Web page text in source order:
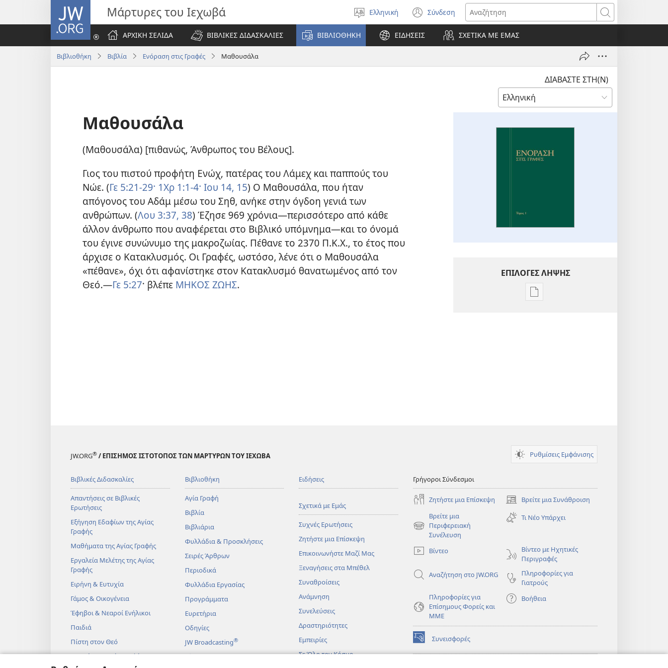
JW.ORG Μάρτυρες του Ιεχωβά
Επιλέξτε
γλώσσα
Ελληνική Σύνδεση
(ανοίγει
νέο
παράθυρο)
Αναζήτηση
ΑΡΧΙΚΗ ΣΕΛΙΔΑ
ΒΙΒΛΙΚΕΣ ΔΙΔΑΣΚΑΛΙΕΣ ΒΙΒΛΙΟΘΗΚΗ ΕΙΔΗΣΕΙΣ ΣΧΕΤΙΚΑ ΜΕ ΕΜΑΣ
Βιβλιοθήκη Βιβλία Ενόραση στις Γραφές Μαθουσάλα
ΔΙΑΒΑΣΤΕ ΣΤΗ(Ν)
Μαθουσάλα
(Μαθουσάλα) [πιθανώς, Άνθρωπος του Βέλους].
Γιος του πιστού προφήτη Ενώχ, πατέρας του Λάμεχ και παππούς του
Νώε. (Γε 5:21-29· 1Χρ 1:1-4· Ιου 14, 15) Ο Μαθουσάλα, που ήταν
απόγονος του Αδάμ μέσω του Σηθ, ανήκε στην όγδοη γενιά των
ανθρώπων. (Λου 3:37, 38) Έζησε 969 χρόνια—περισσότερο από κάθε
άλλον άνθρωπο που αναφέρεται στο Βιβλικό υπόμνημα—και το όνομά
του έγινε συνώνυμο της μακροζωίας. Πέθανε το 2370 Π.Κ.Χ., το έτος που
άρχισε ο Κατακλυσμός. Οι Γραφές, ωστόσο, λένε ότι ο Μαθουσάλα
«πέθανε», όχι ότι αφανίστηκε στον Κατακλυσμό θανατωμένος από τον
Θεό.—Γε 5:27· βλέπε ΜΗΚΟΣ ΖΩΗΣ.
ΕΠΙΛΟΓΕΣ ΛΗΨΗΣ
Επιλογές
JW.ORG® / ΕΠΙΣΗΜΟΣ ΙΣΤΟΤΟΠΟΣ ΤΩΝ ΜΑΡΤΥΡΩΝ ΤΟΥ ΙΕΧΩΒΑ Ρυθμίσεις Εμφάνισης
Βιβλικές Διδασκαλίες
Απαντήσεις σε Βιβλικές
Ερωτήσεις
Εξήγηση Εδαφίων της Αγίας
Γραφής
Μαθήματα της Αγίας Γραφής
Εργαλεία Μελέτης της Αγίας
Γραφής
Ειρήνη & Ευτυχία
Γάμος & Οικογένεια
Έφηβοι & Νεαροί Ενήλικοι
Παιδιά
Πίστη στον Θεό
Επιστήμη & Αγία Γραφή
Βιβλιοθήκη
Αγία Γραφή
Βιβλία
Βιβλιάρια
Φυλλάδια & Προσκλήσεις
Σειρές Άρθρων
Περιοδικά
Φυλλάδια Εργασίας
Προγράμματα
Ευρετήρια
Οδηγίες
JW Broadcasting®
Βίντεο
Ειδήσεις
Σχετικά με Εμάς
Συχνές Ερωτήσεις
Ζητήστε μια Επίσκεψη
Επικοινωνήστε Μαζί Μας
Ξεναγήσεις στα Μπέθελ
Συναθροίσεις
Ανάμνηση
Συνελεύσεις
Δραστηριότητες
Εμπειρίες
Σε Όλο τον Κόσμο
Γρήγοροι Σύνδεσμοι
Ζητήστε μια Επίσκεψη Βρείτε μια Συνάθροιση
(ανοίγει
νέο
παράθυρο)
Βρείτε μια
Περιφερειακή
Συνέλευση
(ανοίγει
παράθυρο)
Τι Νέο Υπάρχει
Βίντεο
Βίντεο με Ηχητικές
Περιγραφές
Αναζήτηση στο JW.ORG
Πληροφορίες για
Γιατρούς
Πληροφορίες για
Επίσημους Φορείς και
ΜΜΕ
Βοήθεια
Συνεισφορές
(ανοίγει
νέο